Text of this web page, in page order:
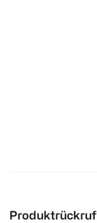
Produktrückruf